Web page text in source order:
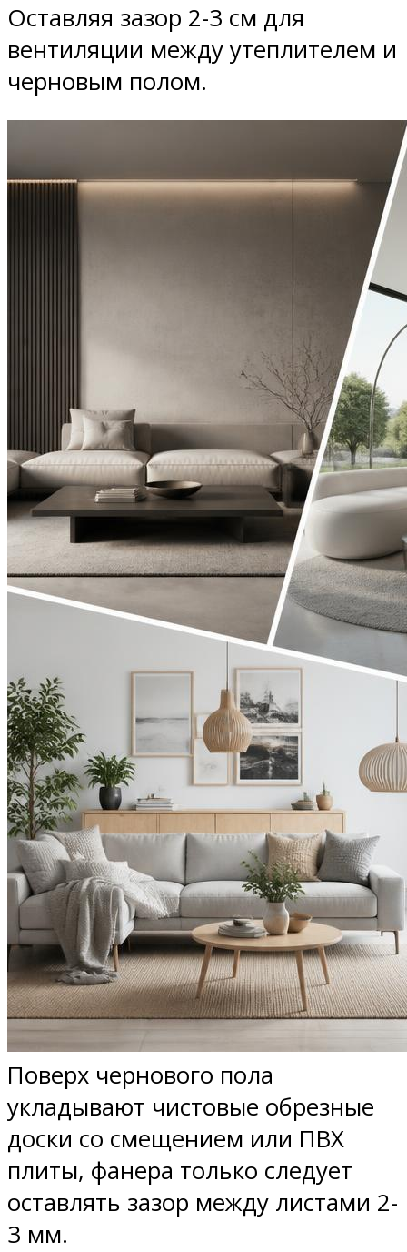
Оставляя зазор 2-3 см для
вентиляции между утеплителем и
черновым полом.
Поверх чернового пола
укладывают чистовые обрезные
доски со смещением или ПВХ
плиты, фанера только следует
оставлять зазор между листами 2-
3 мм.